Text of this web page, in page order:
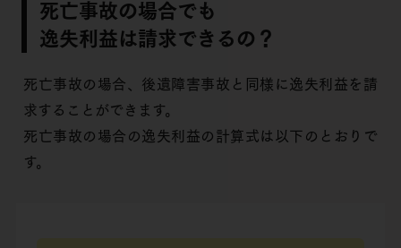
死亡事故の場合でも
逸失利益は請求できるの？
死亡事故の場合、後遺障害事故と同様に逸失利益を請
求することができます。
死亡事故の場合の逸失利益の計算式は以下のとおりで
す。